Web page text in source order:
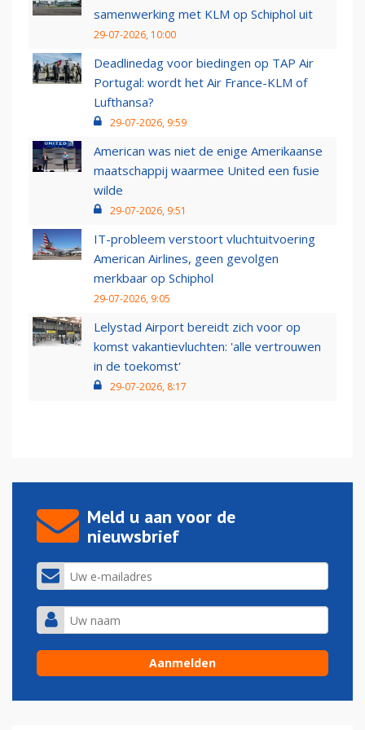
samenwerking met KLM op Schiphol uit
29-07-2026, 10:00
Deadlinedag voor biedingen op TAP Air
Portugal: wordt het Air France-KLM of
Lufthansa?
29-07-2026, 9:59
American was niet de enige Amerikaanse
maatschappij waarmee United een fusie
wilde
29-07-2026, 9:51
IT-probleem verstoort vluchtuitvoering
American Airlines, geen gevolgen
merkbaar op Schiphol
29-07-2026, 9:05
Lelystad Airport bereidt zich voor op
komst vakantievluchten: 'alle vertrouwen
in de toekomst'
29-07-2026, 8:17
Meld u aan voor de
nieuwsbrief